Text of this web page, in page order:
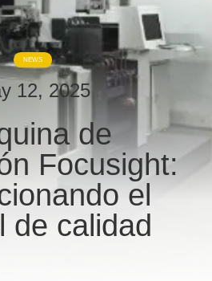
NEWS
12, 2025
de
Focusight:
el
de calidad